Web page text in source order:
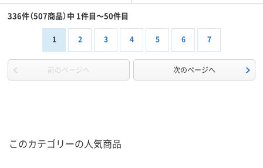
336件（507商品）中 1件目～50件目
1 2 3 4 5 6 7
前のページへ 次のページへ
このカテゴリーの人気商品